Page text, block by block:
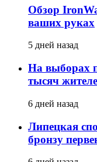
Обзор
ваших руках
5 дней назад
На выборах
тысяч
6 дней назад
Липецкая
бронзу